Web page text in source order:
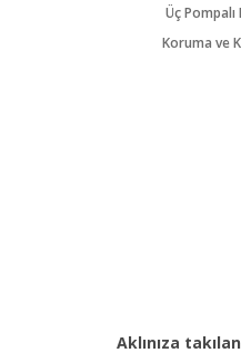
Üç
Koruma ve
Aklınıza